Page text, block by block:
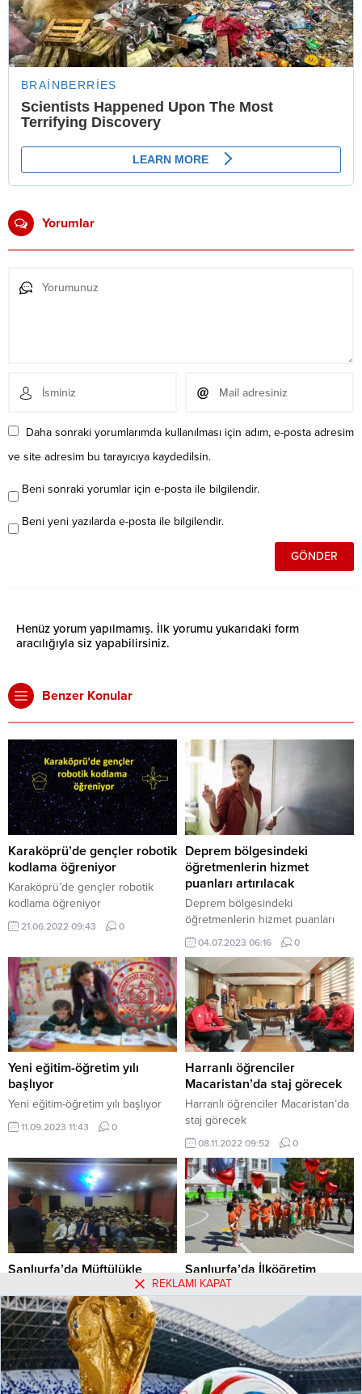
Yorumlar
Daha sonraki yorumlarımda kullanılması için adım, e-posta adresim
ve site adresim bu tarayıcıya kaydedilsin.
Beni sonraki yorumlar için e-posta ile bilgilendir.
Beni yeni yazılarda e-posta ile bilgilendir.
Henüz yorum yapılmamış. İlk yorumu yukarıdaki form
aracılığıyla siz yapabilirsiniz.
Benzer Konular
Karaköprü’de gençler robotik
kodlama öğreniyor
Karaköprü’de gençler robotik
kodlama öğreniyor
21.06.2022 09:43 0
Deprem bölgesindeki
öğretmenlerin hizmet
puanları artırılacak
Deprem bölgesindeki
öğretmenlerin hizmet puanları
artırılacak
04.07.2023 06:16 0
Yeni eğitim-öğretim yılı
başlıyor
Yeni eğitim-öğretim yılı başlıyor
11.09.2023 11:43 0
Harranlı öğrenciler
Macaristan’da staj görecek
Harranlı öğrenciler Macaristan’da
staj görecek
08.11.2022 09:52 0
Şanlıurfa’da Müftülükle
Yeşilay’dan dikkat çeken
seminer
Şanlıurfa'da Müftülükle
Yeşilay’dan dikkat çeken seminer
30.11.2021 09:34 0
Şanlıurfa’da İlköğretim
Haftası kutlandı
Şanlıurfa’da 2021-2022 eğitim ve
öğretim yılı İlköğretim Haftası
etkinliği yapıldı. Kutlamalar
kapsamında Şanlıurfa İl Milli Eğitim
Müdürü Fevzi Kurt,
beraberindekilerle Yeni Asri
13.09.2021 15:31 0
REKLAMI KAPAT